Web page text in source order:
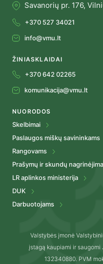
Savanorių pr. 176,
+370 527 34021
info@vmu.lt
ŽINIASKLAIDAI
+370 642 02265
komunikacija@vmu.lt
NUORODOS
Skelbimai
Paslaugos miškų savininkams
Rangovams
Prašymų ir skundų
LR aplinkos ministerija
DUK
Darbuotojams
Valstybės įmonė
įstagą kaupiami ir
132340880. PVM